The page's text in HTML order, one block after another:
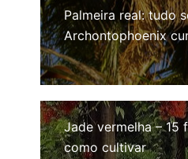
Palmeira real: tudo
Archontophoenix
Jade vermelha – 15
como cultivar